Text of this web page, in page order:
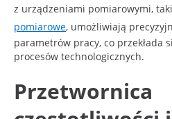
z urządzeniami pomiarowymi,
pomiarowe, umożliwiają
parametrów pracy, co przekłada
procesów technologicznych.
Przetwornica